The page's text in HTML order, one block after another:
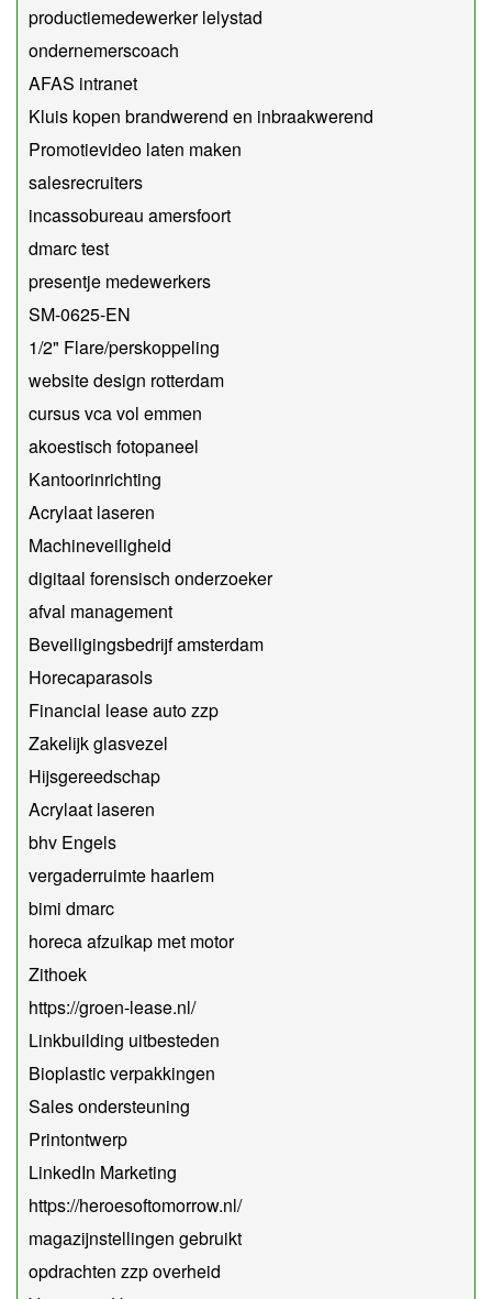
productiemedewerker lelystad
​ondernemerscoach
AFAS intranet
Kluis kopen brandwerend en inbraakwerend
Promotievideo laten maken
salesrecruiters
incassobureau amersfoort
dmarc test
presentje medewerkers
SM-0625-EN
1/2" Flare/perskoppeling
website design rotterdam
cursus vca vol emmen
akoestisch fotopaneel
Kantoorinrichting
Acrylaat laseren
Machineveiligheid
digitaal forensisch onderzoeker
afval management
Beveiligingsbedrijf amsterdam
Horecaparasols
Financial lease auto zzp
Zakelijk glasvezel
Hijsgereedschap
Acrylaat laseren
bhv Engels
vergaderruimte haarlem
bimi dmarc
horeca afzuikap met motor
Zithoek
https://groen-lease.nl/
Linkbuilding uitbesteden
Bioplastic verpakkingen
Sales ondersteuning
Printontwerp
LinkedIn Marketing
https://heroesoftomorrow.nl/
magazijnstellingen gebruikt
opdrachten zzp overheid